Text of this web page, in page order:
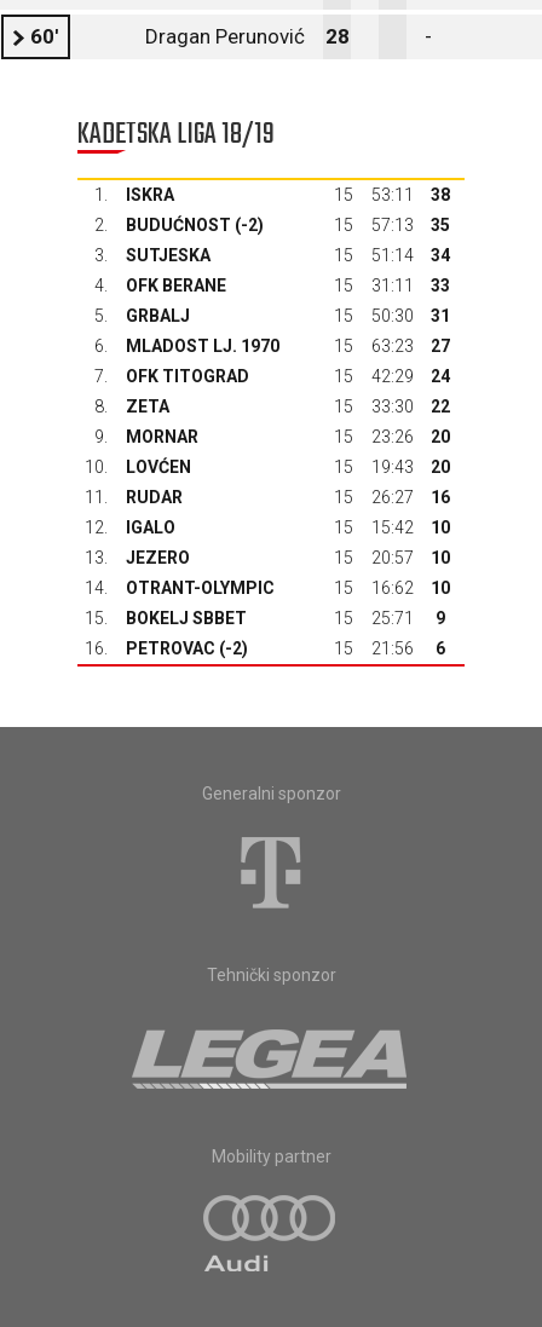
60' Dragan Perunović 28 -
KADETSKA LIGA 18/19
1. ISKRA 15 53:11
38
2.
BUDUĆNOST (-2) 15 57:13
35
3.
SUTJESKA 15 51:14
34
4.
OFK BERANE 15 31:11
33
5.
GRBALJ 15 50:30
31
6.
MLADOST LJ. 1970 15 63:23
27
7.
OFK TITOGRAD 15 42:29
24
8.
ZETA 15 33:30
22
9.
MORNAR 15 23:26
20
10.
LOVĆEN 15 19:43
20
11.
RUDAR 15 26:27
16
12.
IGALO 15 15:42
10
13.
JEZERO 15 20:57
10
14.
OTRANT-OLYMPIC 15 16:62
10
15.
BOKELJ SBBET 15 25:71
9
16.
PETROVAC (-2) 15 21:56 6
Generalni sponzor
Tehnički sponzor
Mobility partner